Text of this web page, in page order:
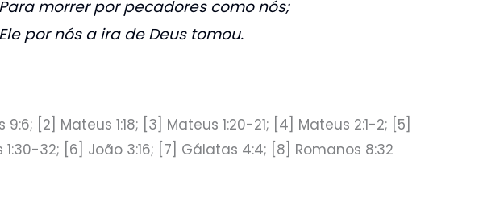
Para morrer por pecadores como nós;
Ele por nós a ira de Deus tomou.
9:6; [2] Mateus 1:18; [3] Mateus 1:20-21; [4] Mateus 2:1-2; [5]
1:30-32; [6] João 3:16; [7] Gálatas 4:4; [8] Romanos 8:32